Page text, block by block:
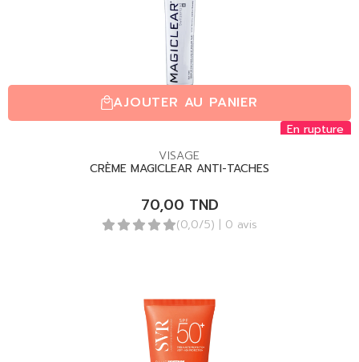
AJOUTER AU PANIER
En rupture
VISAGE
CRÈME MAGICLEAR ANTI-TACHES
70,00 TND
(0,0/5) | 0 avis